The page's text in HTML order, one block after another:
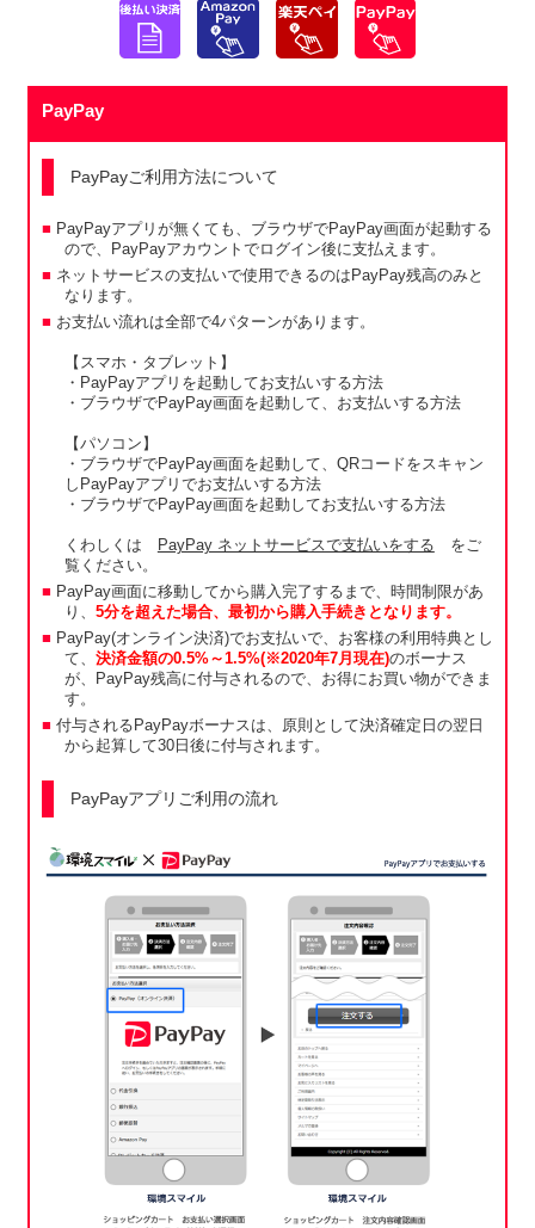
PayPay
PayPayご利用方法について
PayPayアプリが無くても、ブラウザでPayPay画面が起動する
ので、PayPayアカウントでログイン後に支払えます。
ネットサービスの支払いで使用できるのはPayPay残高のみと
なります。
お支払い流れは全部で4パターンがあります。
【スマホ・タブレット】
・PayPayアプリを起動してお支払いする方法
・ブラウザでPayPay画面を起動して、お支払いする方法
【パソコン】
・ブラウザでPayPay画面を起動して、QRコードをスキャン
しPayPayアプリでお支払いする方法
・ブラウザでPayPay画面を起動してお支払いする方法
くわしくは PayPay ネットサービスで支払いをする をご
覧ください。
PayPay画面に移動してから購入完了するまで、時間制限があ
り、 5分を超えた場合、最初から購入手続きとなります。
PayPay(オンライン決済)でお支払いで、お客様の利用特典とし
て、 決済金額の0.5%～1.5%(※2020年7月現在)のボーナス
が、PayPay残高に付与されるので、お得にお買い物ができま
す。
付与されるPayPayボーナスは、原則として決済確定日の翌日
から起算して30日後に付与されます。
PayPayアプリご利用の流れ